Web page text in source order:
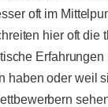
oft im
hier oft die
Erfahrungen
haben oder weil